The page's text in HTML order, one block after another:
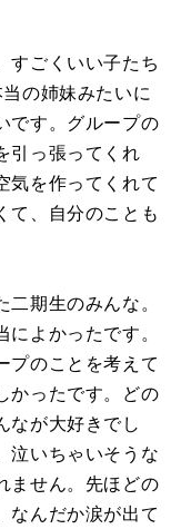
すごくいい子たち
の姉妹みたいに
です。グループの
引っ張ってくれ
気を作ってくれて
て、自分のことも
期生のみんな。
よかったです。
プのことを考えて
かったです。どの
なが大好きでし
泣いちゃいそうな
ません。先ほどの
なんだか涙が出て